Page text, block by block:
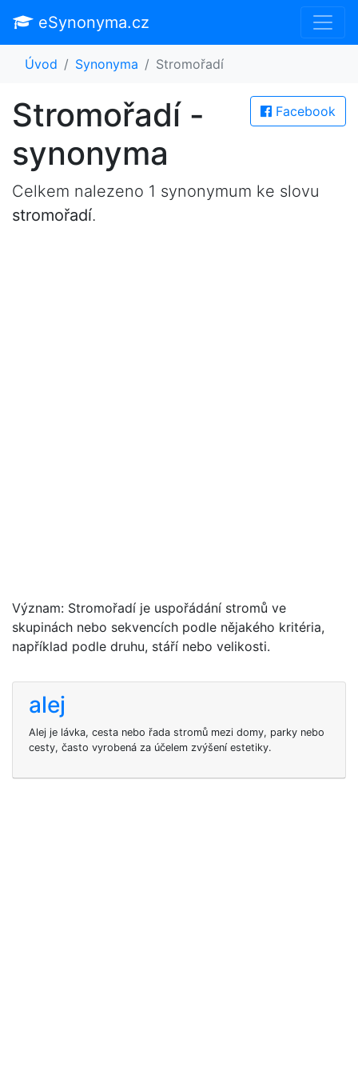
eSynonyma.cz
Úvod Synonyma Stromořadí
Facebook
Stromořadí -
synonyma
Celkem nalezeno 1 synonymum ke slovu
stromořadí.
Význam: Stromořadí je uspořádání stromů ve
skupinách nebo sekvencích podle nějakého kritéria,
například podle druhu, stáří nebo velikosti.
alej
Alej je lávka, cesta nebo řada stromů mezi domy, parky nebo
cesty, často vyrobená za účelem zvýšení estetiky.